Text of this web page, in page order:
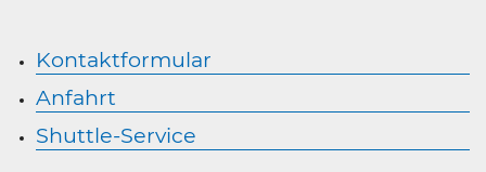
Kontaktformular
Anfahrt
Shuttle-Service